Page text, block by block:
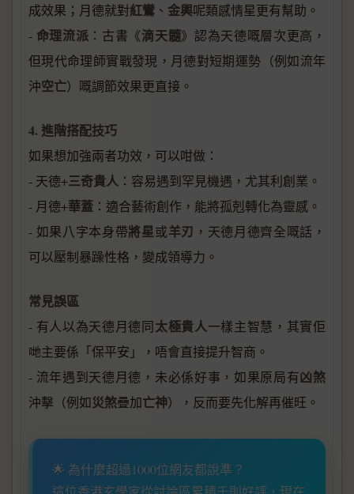
成效果；月德就對紅鸞 、 金輿呢類感情星更有幫助。
- 命理流派 ：古書《滴天髓》認為天德嘅層次更高，
但現代命理師實戰發現，月德對短期運勢（例如流年
沖空亡）嘅調節效果更直接。
4. 進階搭配技巧
如果想加強兩者功效，可以咁做：
- 天德+三奇貴人 ：容易遇到罕見機遇，尤其利創業。
- 月德+華蓋 ：適合藝術創作，能將孤剋轉化為靈感。
- 如果八字本身帶將星或羊刃 ，天德月德齊全嘅話，
可以壓制暴躁性格，變成領導力。
常見誤區
- 有人以為天德月德同太極貴人一樣主智慧，其實佢
哋主要係「保平安」，唔會直接提升智商。
- 流年遇到天德月德，未必係好事，如果原局有凶煞
沖擊（例如災煞疊加亡神），反而要先化解再催旺。
🌟 為什麼超過1000位網友都說準？